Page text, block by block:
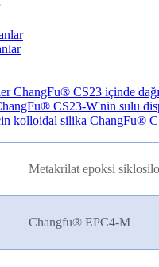
ChangFu® CS23 içinde
CS23-W'nin sulu
kolloidal silika ChangFu®
Metakrilat epoksi
Changfu® EPC4-M